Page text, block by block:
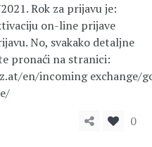
Rok za prijavu je:
on-line prijave
No, svakako detaljne
pronaći na stranici:
en/incoming exchange/
0